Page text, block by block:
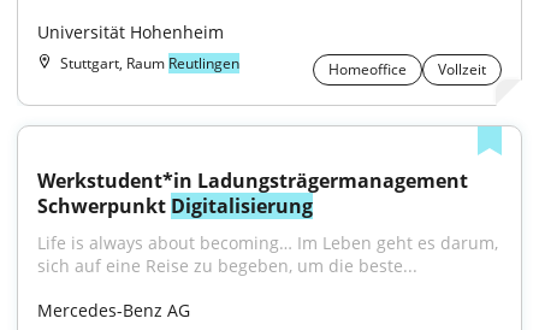
Universität Hohenheim
Stuttgart, Raum Reutlingen Homeoffice Vollzeit
Werkstudent*in Ladungsträgermanagement
Schwerpunkt Digitalisierung
Life is always about becoming… Im Leben geht es darum,
sich auf eine Reise zu begeben, um die beste...
Mercedes-Benz AG